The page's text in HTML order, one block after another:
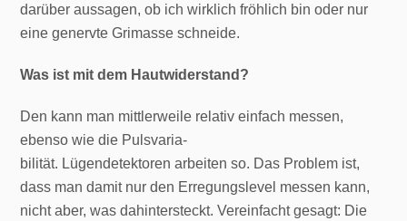
darüber aussagen, ob ich wirklich fröhlich bin oder nur
eine genervte Grimasse schneide.
Was ist mit dem Hautwiderstand?
Den kann man mittlerweile relativ einfach messen,
ebenso wie die Pulsvaria-
bilität. Lügendetektoren arbeiten so. Das Problem ist,
dass man damit nur den Erregungslevel messen kann,
nicht aber, was dahintersteckt. Vereinfacht gesagt: Die